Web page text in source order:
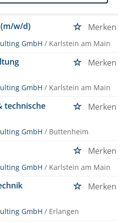
w/d) Merken
GmbH / Karlstein am Main
Merken
GmbH / Karlstein am Main
technische Merken
GmbH / Buttenheim
Merken
GmbH / Karlstein am Main
Merken
GmbH / Erlangen